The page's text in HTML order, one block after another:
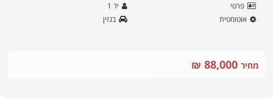
פרטי
יד
אוטומטית
בנזין
מחיר ₪